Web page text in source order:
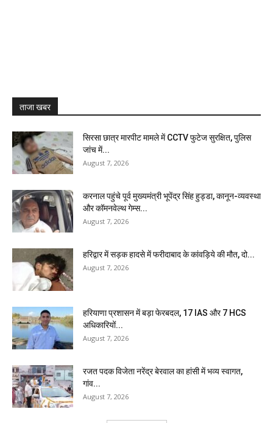
ताजा खबर
सिरसा छात्र मारपीट मामले में CCTV फुटेज सुरक्षित, पुलिस
जांच में...
August 7, 2026
करनाल पहुंचे पूर्व मुख्यमंत्री भूपेंद्र सिंह हुड्डा, कानून-व्यवस्था
और कॉमनवेल्थ गेम्स...
August 7, 2026
हरिद्वार में सड़क हादसे में फरीदाबाद के कांवड़िये की मौत, दो...
August 7, 2026
हरियाणा प्रशासन में बड़ा फेरबदल, 17 IAS और 7 HCS
अधिकारियों...
August 7, 2026
रजत पदक विजेता नरेंद्र बेरवाल का हांसी में भव्य स्वागत,
गांव...
August 7, 2026